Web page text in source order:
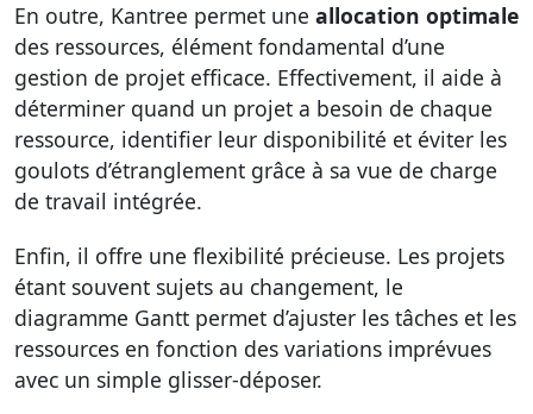
En outre, Kantree permet une allocation optimale
des ressources, élément fondamental d’une
gestion de projet efficace. Effectivement, il aide à
déterminer quand un projet a besoin de chaque
ressource, identifier leur disponibilité et éviter les
goulots d’étranglement grâce à sa vue de charge
de travail intégrée.
Enfin, il offre une flexibilité précieuse. Les projets
étant souvent sujets au changement, le
diagramme Gantt permet d’ajuster les tâches et les
ressources en fonction des variations imprévues
avec un simple glisser-déposer.